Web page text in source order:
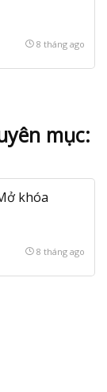
8 tháng ago
mục:
khóa
8 tháng ago